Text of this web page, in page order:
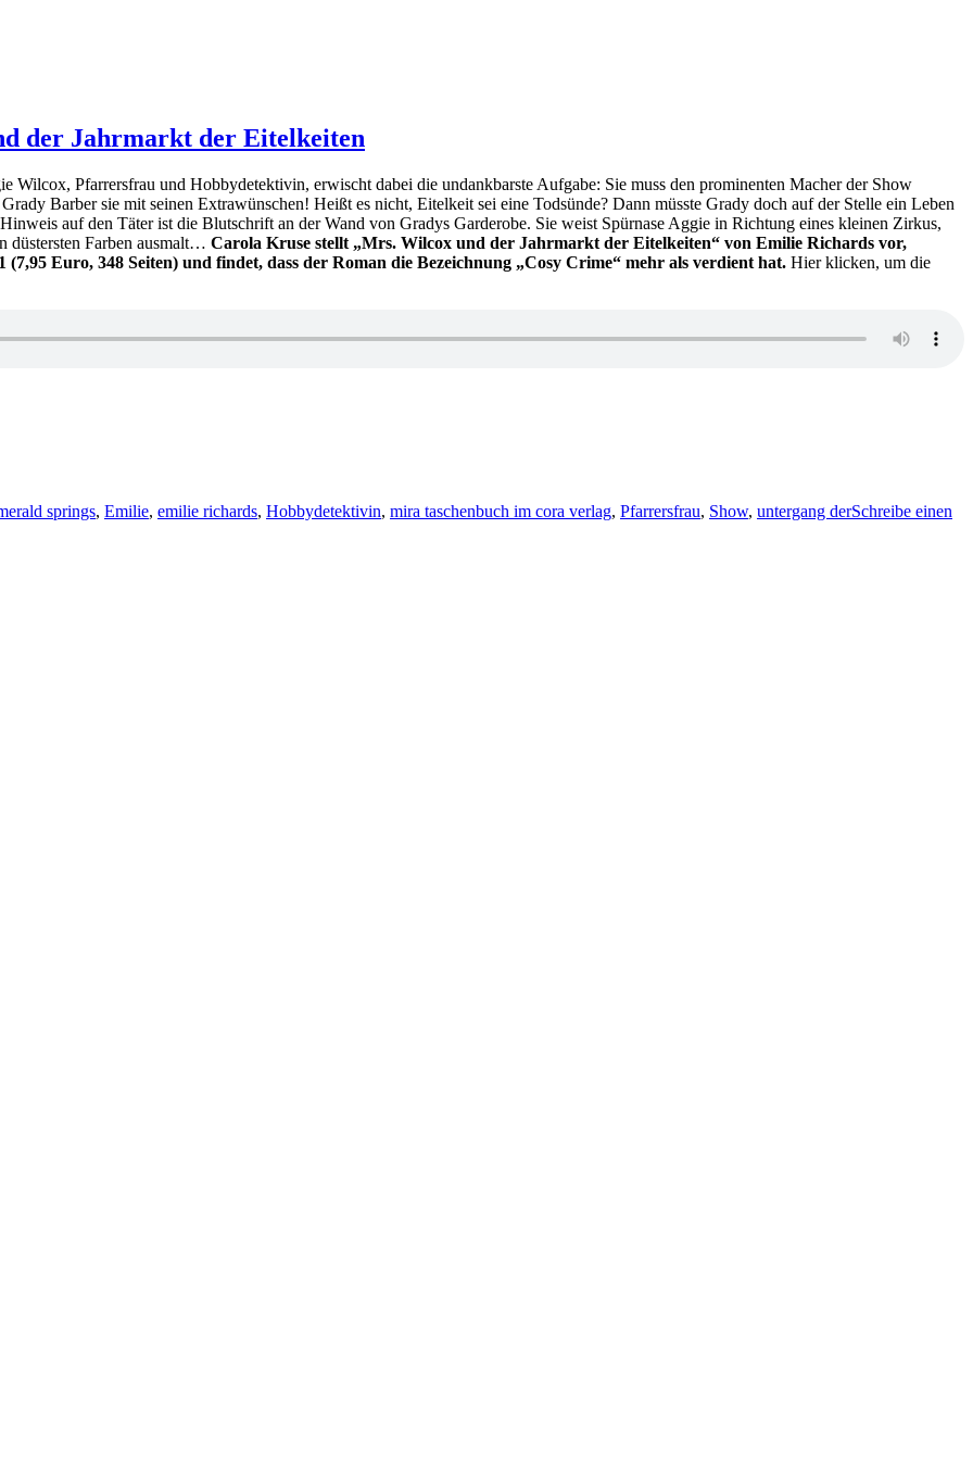
der Jahrmarkt der Eitelkeiten
Wilcox, Pfarrersfrau und Hobbydetektivin, erwischt dabei die undankbarste Aufgabe: Sie muss den prominenten Macher der Show
Barber sie mit seinen Extrawünschen! Heißt es nicht, Eitelkeit sei eine Todsünde? Dann müsste Grady doch auf der Stelle ein Leben
auf den Täter ist die Blutschrift an der Wand von Gradys Garderobe. Sie weist Spürnase Aggie in Richtung eines kleinen Zirkus,
düstersten Farben ausmalt… Carola Kruse stellt „Mrs. Wilcox und der Jahrmarkt der Eitelkeiten“ von Emilie Richards vor,
Euro, 348 Seiten) und findet, dass der Roman die Bezeichnung „Cosy Crime“ mehr als verdient hat. Hier klicken, um die
springs, Emilie, emilie richards, Hobbydetektivin, mira taschenbuch im cora verlag, Pfarrersfrau, Show, untergang derSchreibe einen